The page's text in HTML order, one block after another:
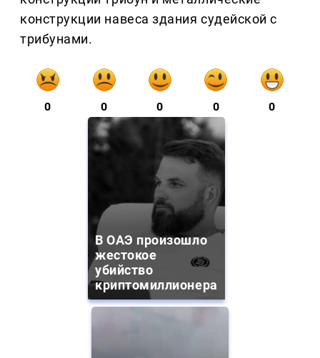
конструкции навеса здания судейской с
трибунами.
0 0 0 0 0
В ОАЭ произошло
жестокое
убийство
криптомиллионера